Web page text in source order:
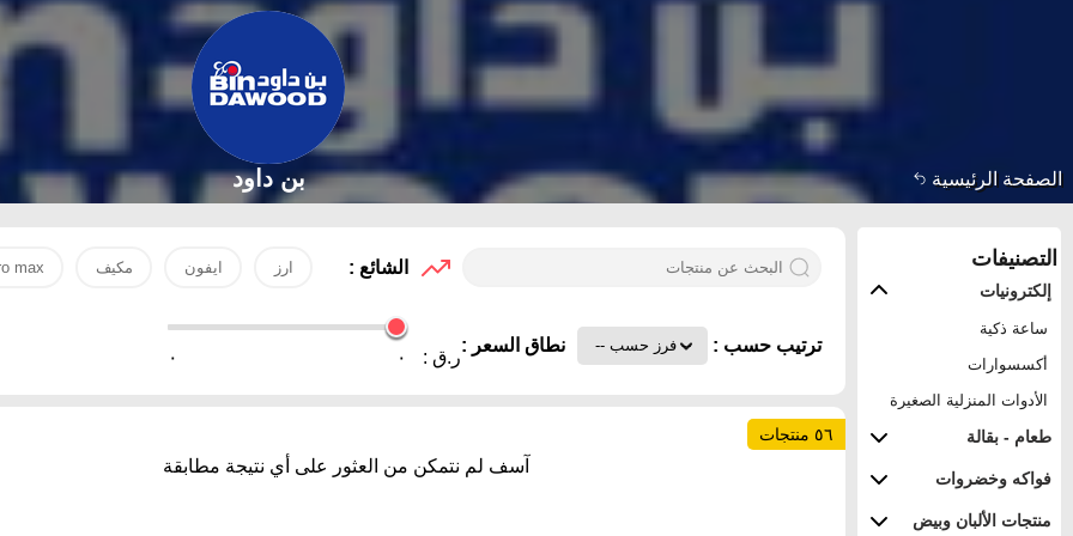
الصفحة الرئيسية بن داود
التصنيفات
إلكترونيات
ساعة ذكية
أكسسوارات
الأدوات المنزلية الصغيرة
طعام - بقالة
فواكه وخضروات
منتجات الألبان وبيض
الشائع : ارز ايفون مكيف max
ترتيب حسب : نطاق السعر :
ر.ق : ٠ ٠
٥٦ منتجات
آسف لم نتمكن من العثور على أي نتيجة مطابقة